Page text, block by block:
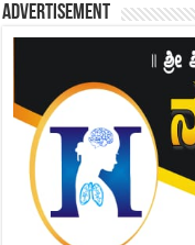
Advertisement